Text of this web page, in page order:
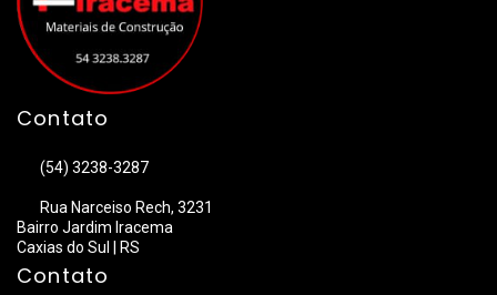
Contato
(54) 3238-3287
Rua Narceiso Rech, 3231
Bairro Jardim Iracema
Caxias do Sul | RS
Contato